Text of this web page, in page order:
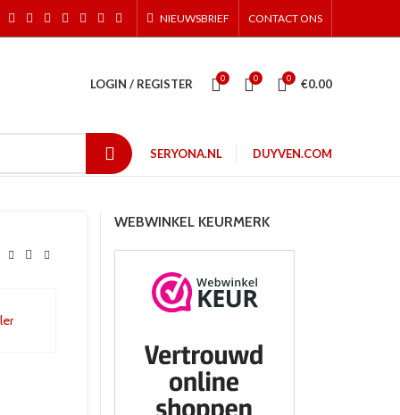
NIEUWSBRIEF CONTACT ONS
LOGIN / REGISTER 0 0 0 €0.00
SERYONA.NL DUYVEN.COM
WEBWINKEL KEURMERK